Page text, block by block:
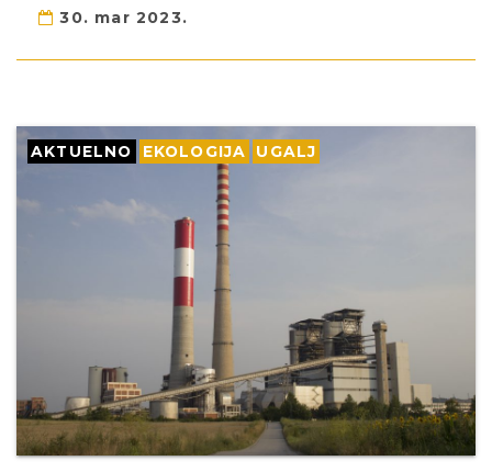
30. mar 2023.
AKTUELNO EKOLOGIJA UGALJ